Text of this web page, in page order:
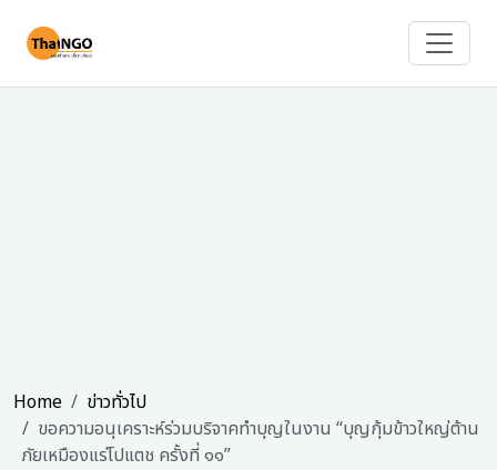
Home
ข่าวทั่วไป
ขอความอนุเคราะห์ร่วมบริจาคทำบุญในงาน “บุญกุ้มข้าวใหญ่ต้าน
ภัยเหมืองแร่โปแตช ครั้งที่ ๑๑”